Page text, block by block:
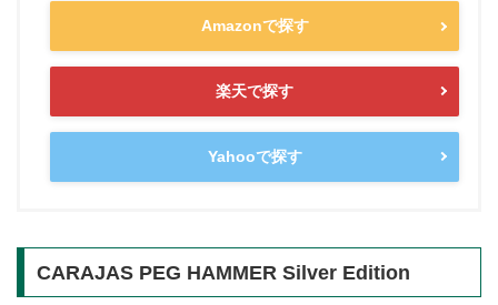
Amazonで探す
楽天で探す
Yahooで探す
CARAJAS PEG HAMMER Silver Edition